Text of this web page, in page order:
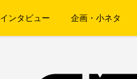
インタビュー 企画・小ネタ